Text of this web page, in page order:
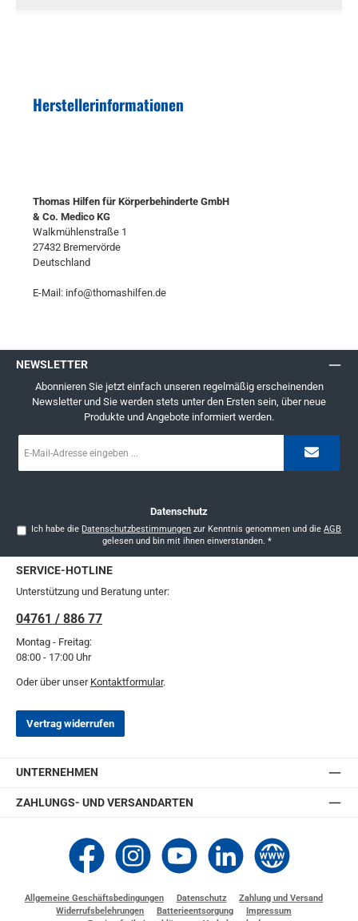
Herstellerinformationen
Thomas Hilfen für Körperbehinderte GmbH
& Co. Medico KG
Walkmühlenstraße 1
27432 Bremervörde
Deutschland
E-Mail: info@thomashilfen.de
NEWSLETTER
Abonnieren Sie jetzt einfach unseren regelmäßig erscheinenden
Newsletter und Sie werden stets unter den Ersten sein, über neue
Produkte und Angebote informiert werden.
Mail-
Datenschutz
Ich habe die Datenschutzbestimmungen zur Kenntnis genommen und dieAGB
gelesen und bin mit ihnen einverstanden. *
SERVICE-HOTLINE
Unterstützung und Beratung unter:
04761 / 886 77
Montag - Freitag:
08:00 - 17:00 Uhr
Oder über unser Kontaktformular.
Vertrag widerrufen
UNTERNEHMEN
ZAHLUNGS- UND VERSANDARTEN
Thomashilfen bei Facebook
Thomashilfen bei Instagram
Thomashilfen bei YouTube
Thomashilfen bei LinkedIn
Zur Website von
Allgemeine Geschäftsbedingungen Datenschutz
Zahlung und Versand
Widerrufsbelehrungen
Batterieentsorgung
Impressum